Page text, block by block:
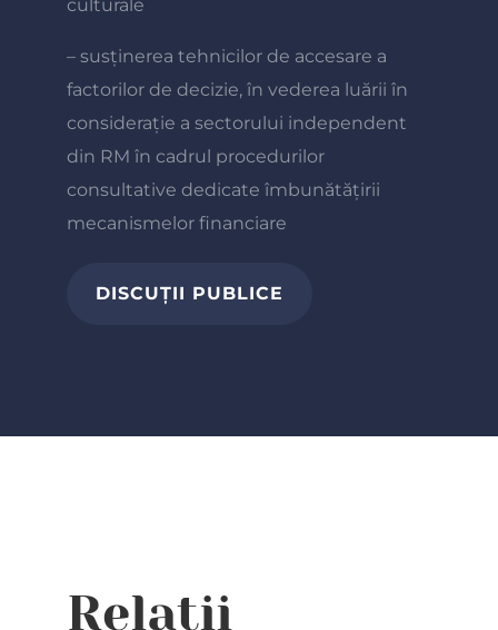
culturale
– susținerea tehnicilor de accesare a
factorilor de decizie, în vederea luării în
considerație a sectorului independent
din RM în cadrul procedurilor
consultative dedicate îmbunătățirii
mecanismelor financiare
DISCUȚII PUBLICE
Relații